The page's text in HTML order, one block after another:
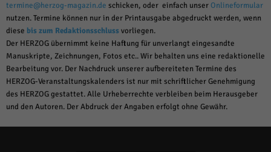
termine@herzog-magazin.de schicken, oder einfach unserOnlineformular
nutzen. Termine können nur in der Printausgabe abgedruckt werden, wenn
diese bis zum Redaktionsschlussvorliegen.
Der HERZOG übernimmt keine Haftung für unverlangt eingesandte
Manuskripte, Zeichnungen, Fotos etc.. Wir behalten uns eine redaktionelle
Bearbeitung vor. Der Nachdruck unserer aufbereiteten Termine des
HERZOG-Veranstaltungskalenders ist nur mit schriftlicher Genehmigung
des HERZOG gestattet. Alle Urheberrechte verbleiben beim Herausgeber
und den Autoren. Der Abdruck der Angaben erfolgt ohne Gewähr.